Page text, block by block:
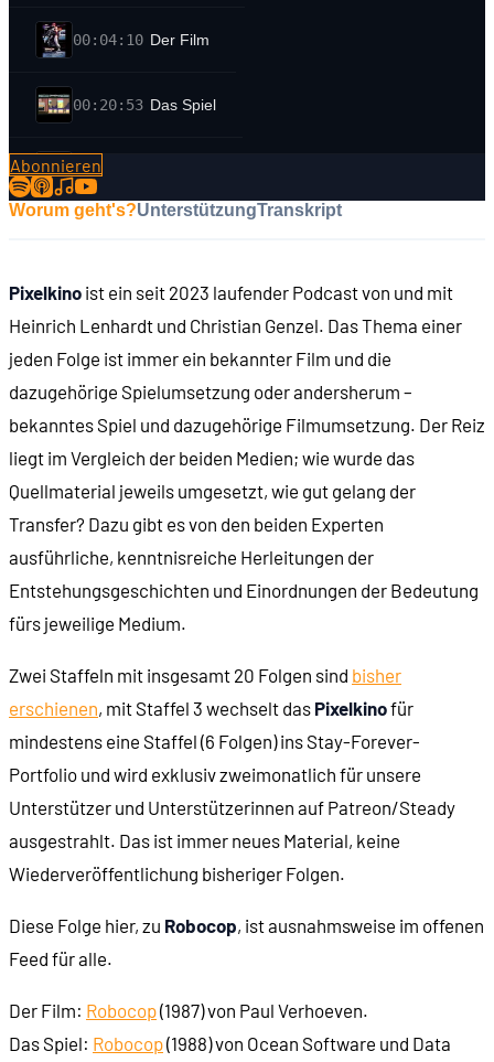
00:04:10 Der Film
00:20:53 Das Spiel
00:31:35
Abonnieren
Worum geht's?UnterstützungTranskript
Pixelkino ist ein seit 2023 laufender Podcast von und mit
Heinrich Lenhardt und Christian Genzel. Das Thema einer
jeden Folge ist immer ein bekannter Film und die
dazugehörige Spielumsetzung oder andersherum –
bekanntes Spiel und dazugehörige Filmumsetzung. Der Reiz
liegt im Vergleich der beiden Medien; wie wurde das
Quellmaterial jeweils umgesetzt, wie gut gelang der
Transfer? Dazu gibt es von den beiden Experten
ausführliche, kenntnisreiche Herleitungen der
Entstehungsgeschichten und Einordnungen der Bedeutung
fürs jeweilige Medium.
Zwei Staffeln mit insgesamt 20 Folgen sind bisher
erschienen, mit Staffel 3 wechselt das Pixelkinofür
mindestens eine Staffel (6 Folgen) ins Stay-Forever-
Portfolio und wird exklusiv zweimonatlich für unsere
Unterstützer und Unterstützerinnen auf Patreon/Steady
ausgestrahlt. Das ist immer neues Material, keine
Wiederveröffentlichung bisheriger Folgen.
Diese Folge hier, zu Robocop, ist ausnahmsweise im offenen
Feed für alle.
Der Film: Robocop(1987) von Paul Verhoeven.
Das Spiel: Robocop(1988) von Ocean Software und Data